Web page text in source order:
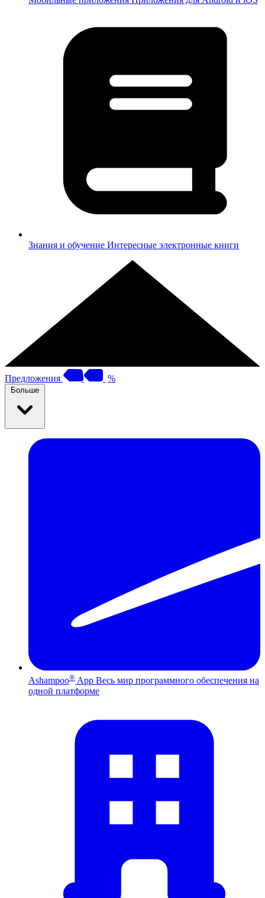
Знания и обучение Интересные электронные книги
Предложения %
Больше
Ashampoo® App Весь мир программного обеспечения на
одной платформе